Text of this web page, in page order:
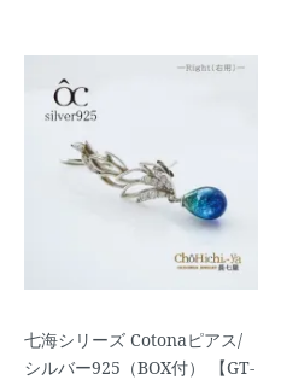
七海シリーズ Cotonaピアス/
シルバー925（BOX付） 【GT-